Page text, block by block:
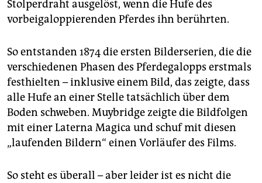
Stolperdraht ausgelöst, wenn die Hufe des
vorbeigaloppierenden Pferdes ihn berührten.
So entstanden 1874 die ersten Bilderserien, die die
verschiedenen Phasen des Pferdegalopps erstmals
festhielten – inklusive einem Bild, das zeigte, dass
alle Hufe an einer Stelle tatsächlich über dem
Boden schweben. Muybridge zeigte die Bildfolgen
mit einer Laterna Magica und schuf mit diesen
„laufenden Bildern“ einen Vorläufer des Films.
So steht es überall – aber leider ist es nicht die